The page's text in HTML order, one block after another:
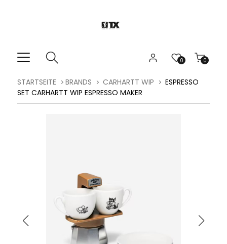
0
0
STARTSEITE BRANDS CARHARTT WIP
ESPRESSO
SET CARHARTT WIP ESPRESSO MAKER